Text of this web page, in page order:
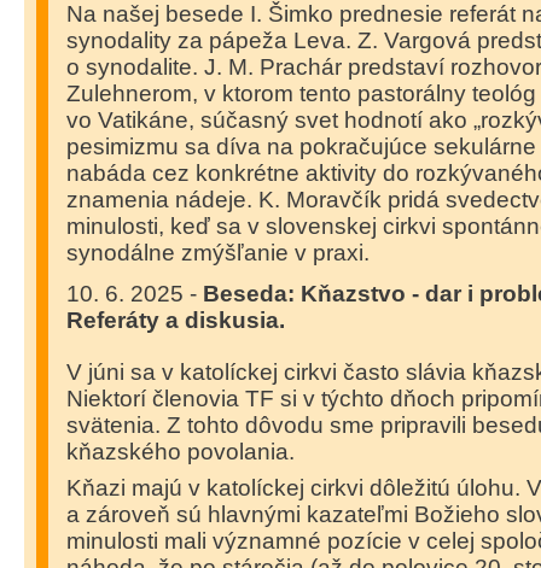
Na našej besede I. Šimko prednesie referát
synodality za pápeža Leva. Z. Vargová
o synodalite. J. M. Prachár predstaví
Zulehnerom, v ktorom tento pastorálny
vo Vatikáne, súčasný svet hodnotí ako
pesimizmu sa díva na pokračujúce
nabáda cez konkrétne aktivity do
znamenia nádeje. K. Moravčík pridá
minulosti, keď sa v slovenskej cirkvi
synodálne zmýšľanie v praxi.
10. 6. 2025 - Beseda: Kňazstvo - dar i
Referáty a diskusia.
V júni sa v katolíckej cirkvi často slávia
Niektorí členovia TF si v týchto dňoch
svätenia. Z tohto dôvodu sme pripravili
kňazského povolania.
Kňazi majú v katolíckej cirkvi dôležitú úlohu.
a zároveň sú hlavnými kazateľmi Božieho
minulosti mali významné pozície v celej